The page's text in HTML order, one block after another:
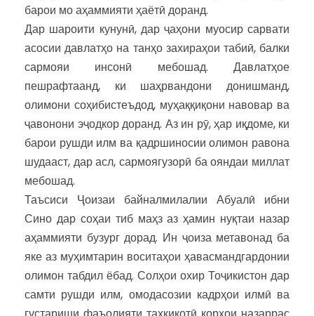
барои мо аҳаммияти ҳаётӣ доранд.
Дар шароити кунунӣ, дар ҷаҳони муосир сарвати
асосии давлатҳо на танҳо захираҳои табиӣ, балки
сармояи инсонӣ мебошад. Давлатҳое
пешрафтаанд, ки шаҳрвандони донишманд,
олимони соҳибистеъдод, муҳаққиқони навовар ва
ҷавонони эҷодкор доранд. Аз ин рӯ, ҳар иқдоме, ки
барои рушди илм ва қадршиносии олимон равона
шудааст, дар асл, сармоягузорӣ ба ояндаи миллат
мебошад.
Таъсиси Ҷоизаи байналмилалии Абуалӣ ибни
Сино дар соҳаи тиб маҳз аз ҳамин нуқтаи назар
аҳаммияти бузург дорад. Ин ҷоиза метавонад ба
яке аз муҳимтарин воситаҳои ҳавасмандгардонии
олимон табдил ёбад. Солҳои охир Тоҷикистон дар
самти рушди илм, омодасозии кадрҳои илмӣ ва